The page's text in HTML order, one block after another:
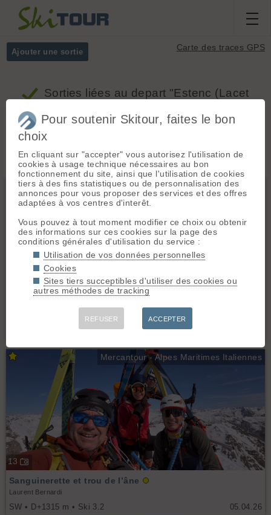
Carte des traces GPS
Ajouter une sortie
Sorties liées au depart "Estenc (Lacet
Massifs Tous
Mercantour - Alpes Maritimes Italiennes
Tour du Gias Vieux
Mercantour - Alpes Maritimes Italiennes
13
05.04.26
Sanguinerette et trou de l’âne
Laurent Bernardi
SW • D+1315 m • Ski 3.2
Pour soutenir Skitour, faites le bon
choix
En cliquant sur "accepter" vous autorisez l'utilisation de
cookies à usage technique nécessaires au bon
fonctionnement du site, ainsi que l'utilisation de cookies
tiers à des fins statistiques ou de personnalisation des
annonces pour vous proposer des services et des offres
adaptées à vos centres d'interêt.
Vous pouvez à tout moment modifier ce choix ou obtenir
des informations sur ces cookies sur la page des
conditions générales d'utilisation du service :
Utilisation de vos données personnelles
Cookies
Sites tiers succeptibles d'utiliser des cookies ou
autres méthodes de tracking
REFUSER ACCEPTER